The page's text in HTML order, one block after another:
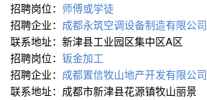
招聘岗位： 师傅或学徒
招聘企业： 成都永筑空调设备制造有限公司
联系地址：新津县工业园区集中区A区
招聘岗位： 钣金加工
招聘企业： 成都置信牧山地产开发有限公司
联系地址：成都市新津县花源镇牧山丽景